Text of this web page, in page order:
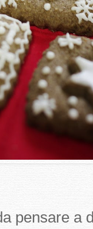
pensare a